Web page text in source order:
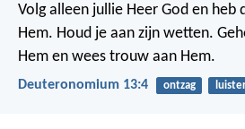
Volg alleen jullie Heer God en heb
Hem. Houd je aan zijn wetten.
Hem en wees trouw aan Hem.
Deuteronomium 13:4 ontzag